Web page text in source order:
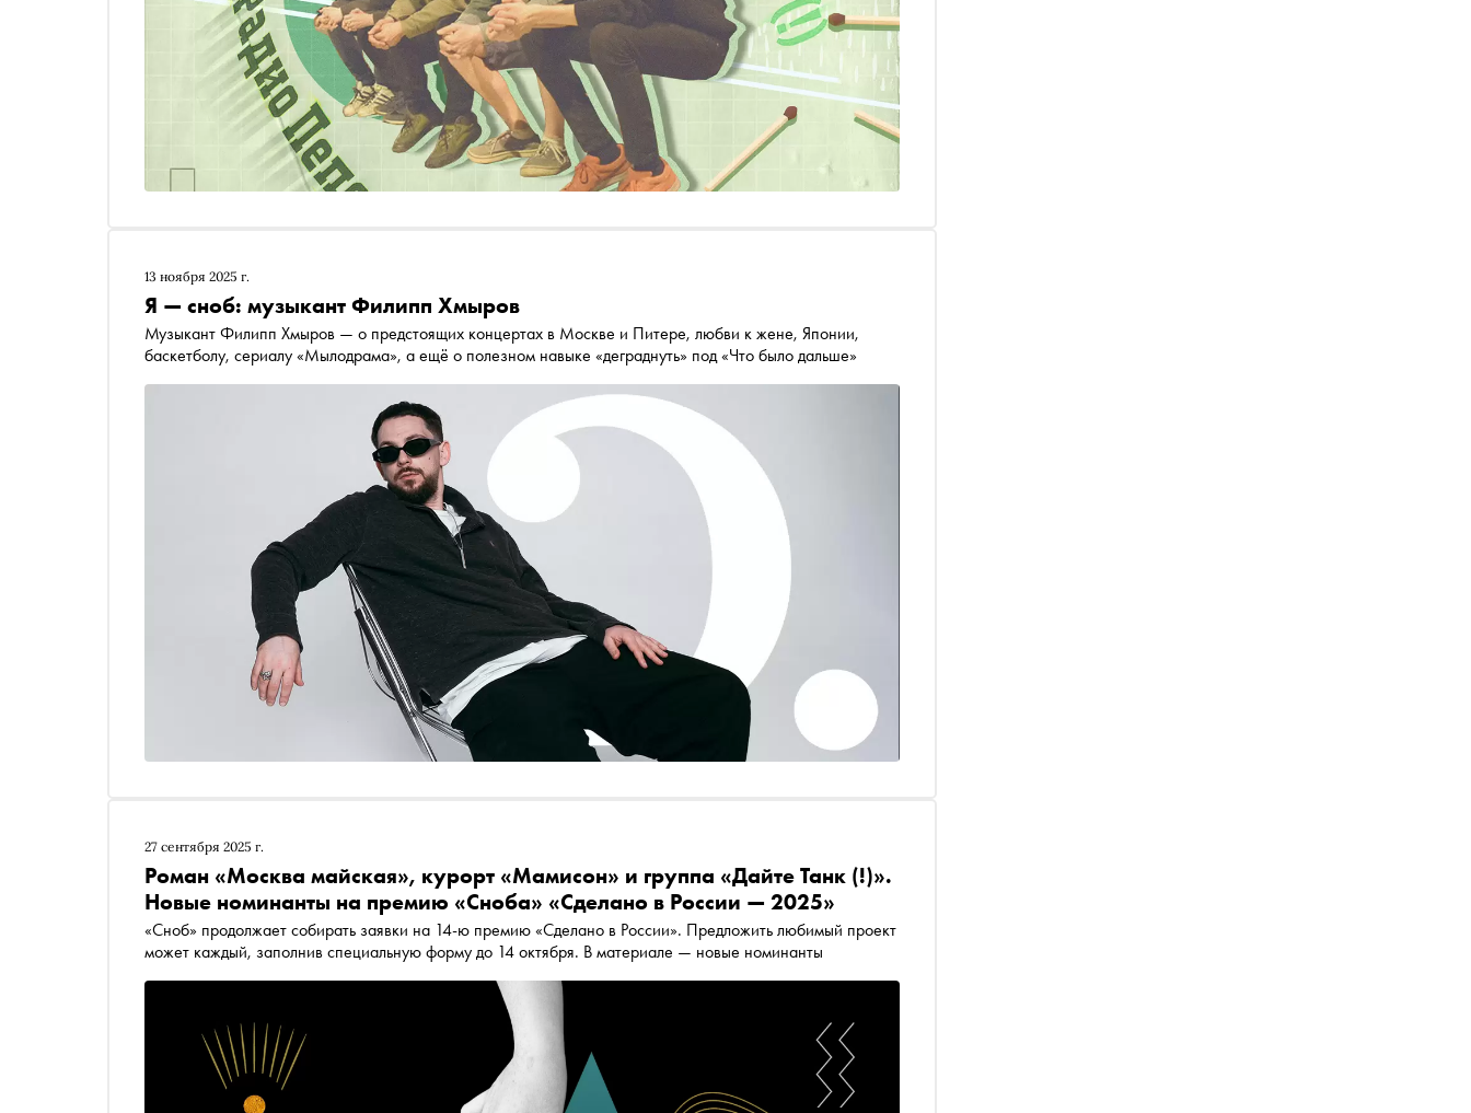
13 ноября 2025 г.
Я — сноб: музыкант Филипп Хмыров
Музыкант Филипп Хмыров — о предстоящих концертах в Москве и Питере, любви к жене, Японии,
баскетболу, сериалу «Мылодрама», а ещё о полезном навыке «деграднуть» под «Что было дальше»
27 сентября 2025 г.
Роман «Москва майская», курорт «Мамисон» и группа «Дайте Танк (!)».
Новые номинанты на премию «Сноба» «Сделано в России — 2025»
«Сноб» продолжает собирать заявки на 14-ю премию «Сделано в России». Предложить любимый проект
может каждый, заполнив специальную форму до 14 октября. В материале — новые номинанты